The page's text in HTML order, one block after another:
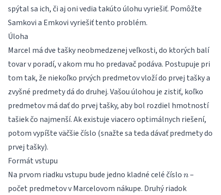
spýtal sa ich, či aj oni vedia takúto úlohu vyriešiť. Pomôžte
Samkovi a Emkovi vyriešiť tento problém.
Úloha
Marcel má dve tašky neobmedzenej veľkosti, do ktorých balí
tovar v poradí, v akom mu ho predavač podáva. Postupuje pri
tom tak, že niekoľko prvých predmetov vloží do prvej tašky a
zvyšné predmety dá do druhej. Vašou úlohou je zistiť, koľko
predmetov má dať do prvej tašky, aby bol rozdiel hmotností
tašiek čo najmenší. Ak existuje viacero optimálnych riešení,
potom vypíšte väčšie číslo (snažte sa teda dávať predmety do
prvej tašky).
Formát vstupu
Na prvom riadku vstupu bude jedno kladné celé číslo n
n–
počet predmetov v Marcelovom nákupe. Druhý riadok